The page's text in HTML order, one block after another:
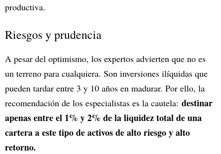
productiva.
Riesgos y prudencia
A pesar del optimismo, los expertos advierten que no es
un terreno para cualquiera. Son inversiones ilíquidas que
pueden tardar entre 3 y 10 años en madurar. Por ello, la
recomendación de los especialistas es la cautela: destinar
apenas entre el 1% y 2% de la liquidez total de una
cartera a este tipo de activos de alto riesgo y alto
retorno.